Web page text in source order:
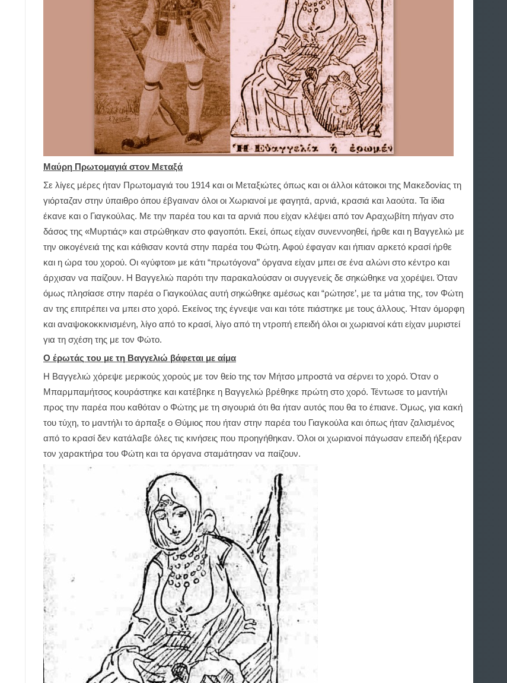
Μαύρη Πρωτομαγιά στον Μεταξά
Σε λίγες μέρες ήταν Πρωτομαγιά του 1914 και οι Μεταξιώτες όπως και οι άλλοι κάτοικοι της Μακεδονίας τη
γιόρταζαν στην ύπαιθρο όπου έβγαιναν όλοι οι Χωριανοί με φαγητά, αρνιά, κρασιά και λαούτα. Τα ίδια
έκανε και ο Γιαγκούλας. Με την παρέα του και τα αρνιά που είχαν κλέψει από τον Αραχωβίτη πήγαν στο
δάσος της «Μυρτιάς» και στρώθηκαν στο φαγοπότι. Εκεί, όπως είχαν συνεννοηθεί, ήρθε και η Βαγγελιώ με
την οικογένειά της και κάθισαν κοντά στην παρέα του Φώτη. Αφού έφαγαν και ήπιαν αρκετό κρασί ήρθε
και η ώρα του χορού. Οι «γύφτοι» με κάτι “πρωτόγονα” όργανα είχαν μπει σε ένα αλώνι στο κέντρο και
άρχισαν να παίζουν. Η Βαγγελιώ παρότι την παρακαλούσαν οι συγγενείς δε σηκώθηκε να χορέψει. Όταν
όμως πλησίασε στην παρέα ο Γιαγκούλας αυτή σηκώθηκε αμέσως και “ρώτησε’, με τα μάτια της, τον Φώτη
αν της επιτρέπει να μπει στο χορό. Εκείνος της έγνεψε ναι και τότε πιάστηκε με τους άλλους. Ήταν όμορφη
και αναψοκοκκινισμένη, λίγο από το κρασί, λίγο από τη ντροπή επειδή όλοι οι χωριανοί κάτι είχαν μυριστεί
για τη σχέση της με τον Φώτο.
Ο έρωτάς του με τη Βαγγελιώ βάφεται με αίμα
Η Βαγγελιώ χόρεψε μερικούς χορούς με τον θείο της τον Μήτσο μπροστά να σέρνει το χορό. Όταν ο
Μπαρμπαμήτσος κουράστηκε και κατέβηκε η Βαγγελιώ βρέθηκε πρώτη στο χορό. Τέντωσε το μαντήλι
προς την παρέα που καθόταν ο Φώτης με τη σιγουριά ότι θα ήταν αυτός που θα το έπιανε. Όμως, για κακή
του τύχη, το μαντήλι το άρπαξε ο Θύμιος που ήταν στην παρέα του Γιαγκούλα και όπως ήταν ζαλισμένος
από το κρασί δεν κατάλαβε όλες τις κινήσεις που προηγήθηκαν. Όλοι οι χωριανοί πάγωσαν επειδή ήξεραν
τον χαρακτήρα του Φώτη και τα όργανα σταμάτησαν να παίζουν.